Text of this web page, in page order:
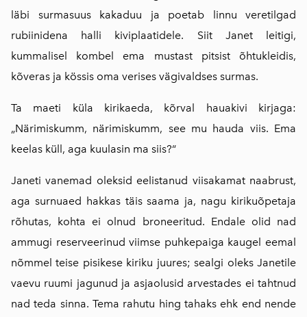
läbi surmasuus kakaduu ja poetab linnu veretilgad
rubiinidena halli kiviplaatidele. Siit Janet leitigi,
kummalisel kombel ema mustast pitsist õhtukleidis,
kõveras ja kössis oma verises vägivaldses surmas.
Ta maeti küla kirikaeda, kõrval hauakivi kirjaga:
„Närimiskumm, närimiskumm, see mu hauda viis. Ema
keelas küll, aga kuulasin ma siis?“
Janeti vanemad oleksid eelistanud viisakamat naabrust,
aga surnuaed hakkas täis saama ja, nagu kirikuõpetaja
rõhutas, kohta ei olnud broneeritud. Endale olid nad
ammugi reserveerinud viimse puhkepaiga kaugel eemal
nõmmel teise pisikese kiriku juures; sealgi oleks Janetile
vaevu ruumi jagunud ja asjaolusid arvestades ei tahtnud
nad teda sinna. Tema rahutu hing tahaks ehk end nende